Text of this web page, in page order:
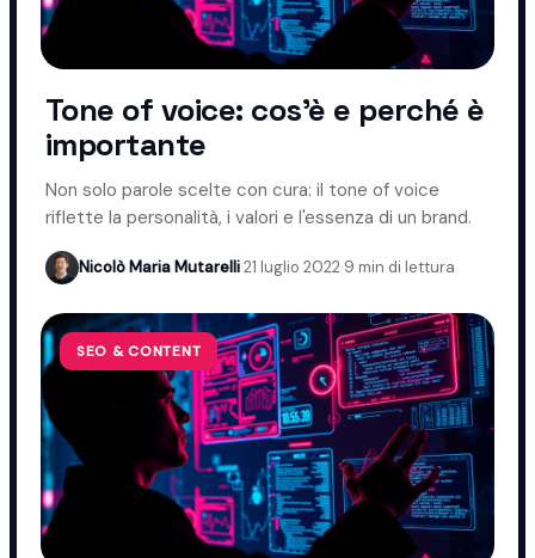
Tone of voice: cos'è e perché è
importante
Non solo parole scelte con cura: il tone of voice
riflette la personalità, i valori e l'essenza di un brand.
Nicolò Maria Mutarelli·21 luglio 2022·9 min di lettura
SEO & CONTENT